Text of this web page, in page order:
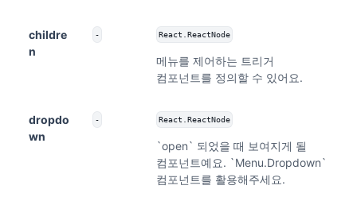
childre
n
- React.ReactNode
메뉴를 제어하는 트리거
컴포넌트를 정의할 수 있어요.
dropdo
wn
- React.ReactNode
`open` 되었을 때 보여지게 될
컴포넌트예요. `Menu.Dropdown`
컴포넌트를 활용해주세요.